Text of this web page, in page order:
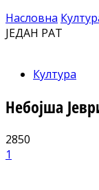
Насловна
ЈЕДАН РАТ
Култура
Небојша
2850
1